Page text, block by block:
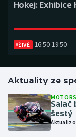
Dostihy
Golf
Gymnastika
Házená
Hokej: Exhibice
ŽIVĚ 16:50-19:50
Aktuality ze
Salač
šestý